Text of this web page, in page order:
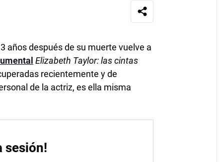
años después de su muerte vuelve a
Elizabeth Taylor: las cintas
recientemente y de
de la actriz, es ella misma
sesión!